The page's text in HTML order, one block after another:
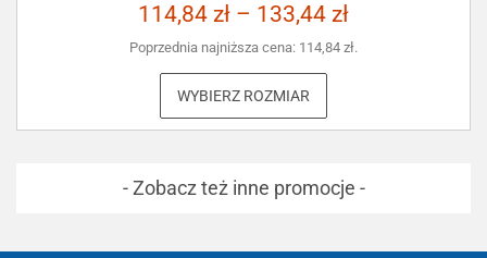
114,84 zł – 133,44 zł
Poprzednia najniższa cena: 114,84 zł.
WYBIERZ ROZMIAR
- Zobacz też inne promocje -